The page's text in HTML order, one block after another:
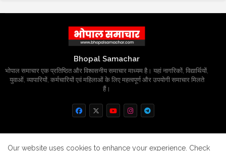
Bhopal Samachar
भोपाल समाचार एक प्रतिष्ठित और विश्वसनीय समाचार माध्यम है। यहां नागरिकों, विद्यार्थियों,
युवाओं, व्यापारियों, कर्मचारियों एवं महिलाओं के लिए महत्वपूर्ण और उपयोगी समाचार मिलते
हैं।
Home About Contact us Privacy Policy
Our website uses cookies to enhance your experience. Check